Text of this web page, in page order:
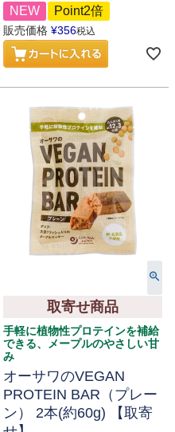
NEW Point2倍
販売価格 ¥356税込
取寄せ商品
手軽に植物性プロテインを補給
できる、メープルのやさしい甘
み
オーサワのVEGAN
PROTEIN BAR（プレー
ン） 2本(約60g) 【取寄